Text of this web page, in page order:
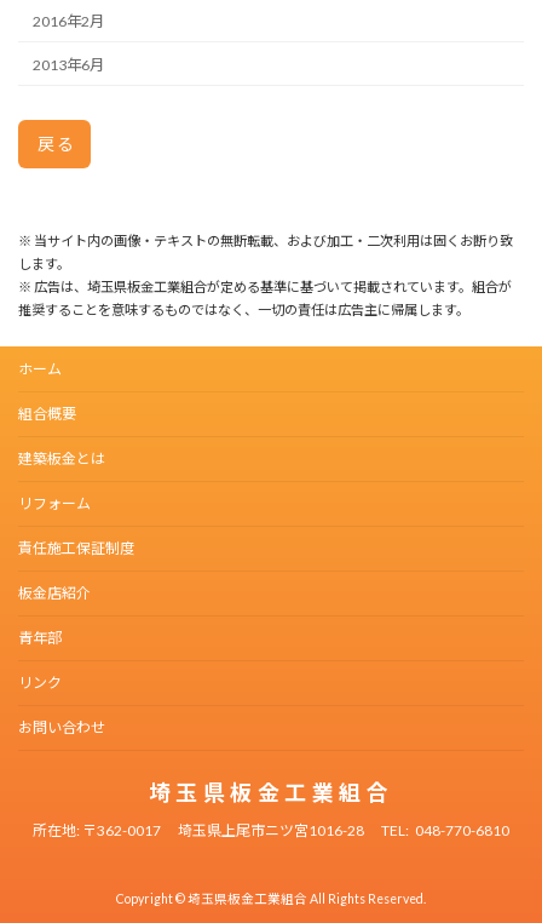
2016年2月
2013年6月
戻る
※ 当サイト内の画像・テキストの無断転載、および加工・二次利用は固くお断り致
します。
※ 広告は、埼玉県板金工業組合が定める基準に基づいて掲載されています。組合が
推奨することを意味するものではなく、一切の責任は広告主に帰属します。
ホーム
組合概要
建築板金とは
リフォーム
責任施工保証制度
板金店紹介
青年部
リンク
お問い合わせ
埼玉県板金工業組合
所在地: 〒362-0017 埼玉県上尾市ニツ宮1016-28 TEL: 048-770-6810
Copyright © 埼玉県板金工業組合 All Rights Reserved.